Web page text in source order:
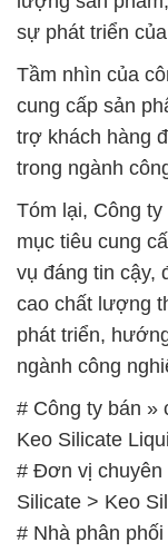
sự phát triển
Tầm nhìn của
cung cấp sản
trợ khách hàng
trong ngành
Tóm lại, Công
mục tiêu cung
vụ đáng tin cậy,
cao chất lượng
phát triển,
ngành công
# Công ty bán »
Keo Silicate
# Đơn vị chuyên
Silicate > Keo
# Nhà phân